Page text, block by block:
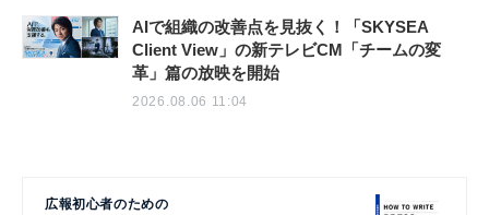
AIで組織の改善点を見抜く！「SKYSEA
Client View」の新テレビCM「チームの変
革」篇の放映を開始
2026.08.06 11:04
広報初心者のための